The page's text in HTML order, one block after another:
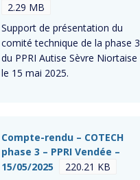
2.29 MB
Support de présentation du
comité technique de la phase 3
du PPRI Autise Sèvre Niortaise
le 15 mai 2025.
Compte-rendu – COTECH
phase 3 – PPRI Vendée –
15/05/2025
220.21 KB